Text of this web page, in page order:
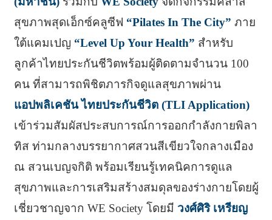
สุขภาพสุดเอ็กซ์คลูซีฟ “Pilates In The City” ภาย
ใต้แคมเปญ “Level Up Your Health” สำหรับ
ลูกค้าไทยประกันชีวิตพร้อมผู้ติดตามจำนวน 100
คน ที่สามารถพิชิตภารกิจดูแลสุขภาพผ่าน
แอปพลิเคชัน ไทยประกันชีวิต (TLI Application)
เข้าร่วมสัมผัสประสบการณ์การออกกำลังกายพิลา
ทิส ท่ามกลางบรรยากาศสวนสีเขียวใจกลางเมือง
ณ สวนเบญจกิติ พร้อมเรียนรู้เทคนิคการดูแล
สุขภาพและการเสริมสร้างสมดุลของร่างกายโดยผู้
เชี่ยวชาญจาก WE Society โดยมี วงศ์ศิริ เหรียญ